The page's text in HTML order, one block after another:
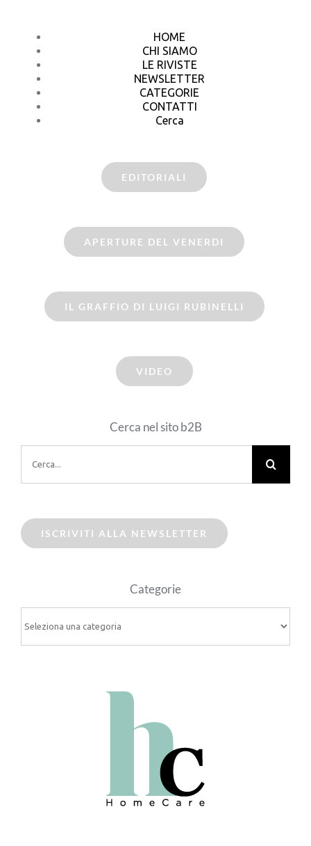
HOME
CHI SIAMO
LE RIVISTE
NEWSLETTER
CATEGORIE
CONTATTI
Cerca
EDITORIALI
APERTURE DEL VENERDI
IL GRAFFIO DI LUIGI RUBINELLI
VIDEO
Cerca nel sito b2B
per:
ISCRIVITI ALLA NEWSLETTER
Categorie